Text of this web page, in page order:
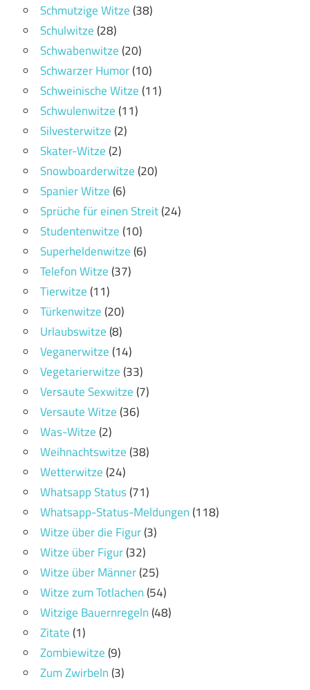
Schmutzige Witze(38)
Schulwitze(28)
Schwabenwitze(20)
Schwarzer Humor(10)
Schweinische Witze(11)
Schwulenwitze(11)
Silvesterwitze(2)
Skater-Witze(2)
Snowboarderwitze(20)
Spanier Witze(6)
Sprüche für einen Streit(24)
Studentenwitze(10)
Superheldenwitze(6)
Telefon Witze(37)
Tierwitze(11)
Türkenwitze(20)
Urlaubswitze(8)
Veganerwitze(14)
Vegetarierwitze(33)
Versaute Sexwitze(7)
Versaute Witze(36)
Was-Witze(2)
Weihnachtswitze(38)
Wetterwitze(24)
Whatsapp Status(71)
Whatsapp-Status-Meldungen(118)
Witze über die Figur(3)
Witze über Figur(32)
Witze über Männer(25)
Witze zum Totlachen(54)
Witzige Bauernregeln(48)
Zitate(1)
Zombiewitze(9)
Zum Zwirbeln(3)